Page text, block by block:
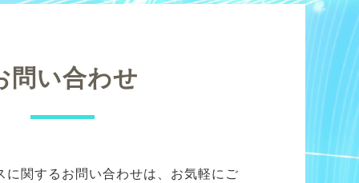
問い合わせ
に関するお問い合わせは、お気軽にご